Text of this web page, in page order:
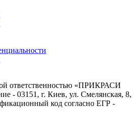
ответственностью «ПРИКРАСИ
- 03151, г. Киев, ул. Смелянская, 8,
код согласно ЕГР -